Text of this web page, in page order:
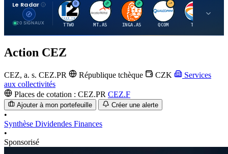
Le Radar
20 SIGNAUX
T
TTWO
A
MT.AS
I
INGA.AS
Q
QCOM
T
TTE
Action CEZ
CEZ, a. s. CEZ.PR République tchèque CZK
Services
aux collectivités
Places de cotation : CEZ.PR CEZ.F
Ajouter à mon portefeuille Créer une alerte
•
Synthèse Dividendes Finances
•
Sponsorisé